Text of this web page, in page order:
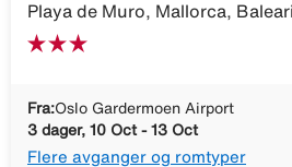
Playa de Muro, Mallorca,
Fra:Oslo Gardermoen Airport
3 dager, 10 Oct - 13 Oct
Flere avganger og romtyper